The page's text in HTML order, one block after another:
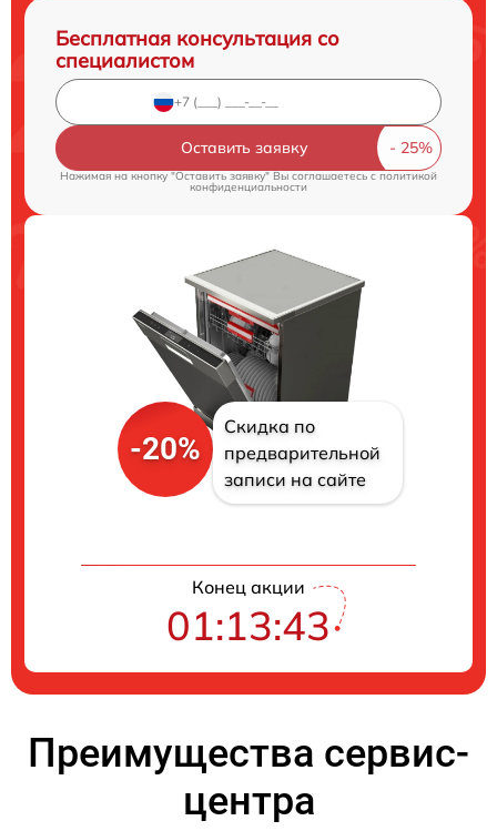
Бесплатная консультация со
специалистом
Оставить заявку
Нажимая на кнопку "Оставить заявку" Вы соглашаетесь cполитикой
конфиденциальности
-20%
Скидка по
предварительной
записи на сайте
Конец акции
01:13:42
Преимущества сервис-
центра